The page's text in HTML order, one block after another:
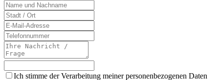
Ich stimme der Verarbeitung meiner personenbezogenen Daten